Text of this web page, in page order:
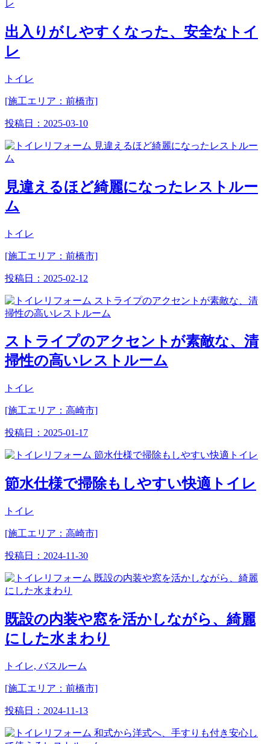
出入りがしやすくなった、安全なトイ
レ
トイレ
[施工エリア：前橋市]
投稿日： 2025-03-10
見違えるほど綺麗になったレストルー
ム
トイレ
[施工エリア：前橋市]
投稿日： 2025-02-12
ストライプのアクセントが素敵な、清
掃性の高いレストルーム
トイレ
[施工エリア：高崎市]
投稿日： 2025-01-17
節水仕様で掃除もしやすい快適トイレ
トイレ
[施工エリア：高崎市]
投稿日： 2024-11-30
既設の内装や窓を活かしながら、綺麗
にした水まわり
トイレ, バスルーム
[施工エリア：前橋市]
投稿日： 2024-11-13